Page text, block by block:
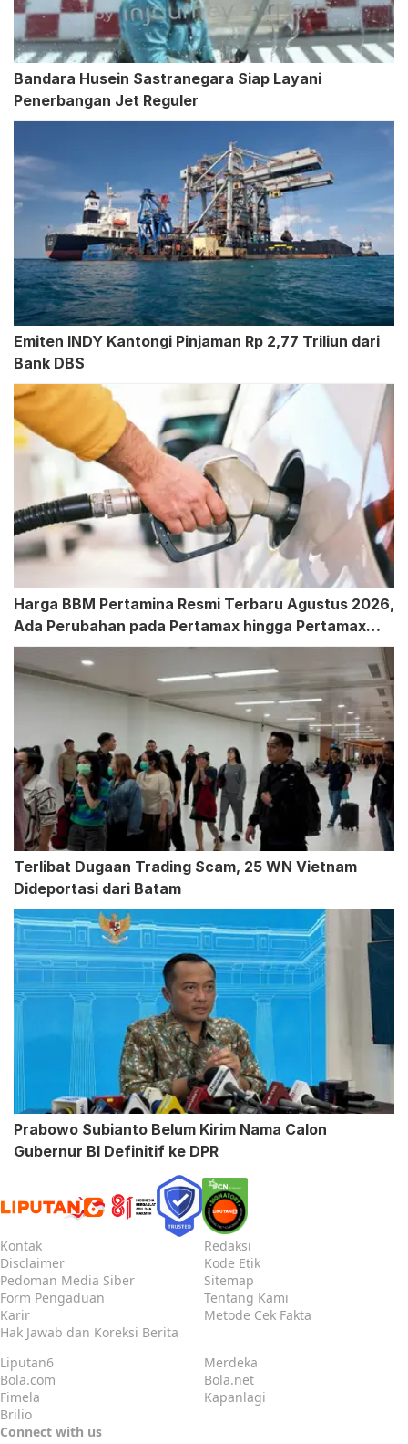
Bandara Husein Sastranegara Siap Layani
Penerbangan Jet Reguler
Emiten INDY Kantongi Pinjaman Rp 2,77 Triliun dari
Bank DBS
Harga BBM Pertamina Resmi Terbaru Agustus 2026,
Ada Perubahan pada Pertamax hingga Pertamax
Turbo
Terlibat Dugaan Trading Scam, 25 WN Vietnam
Dideportasi dari Batam
Prabowo Subianto Belum Kirim Nama Calon
Gubernur BI Definitif ke DPR
Kontak
Redaksi
Disclaimer
Kode Etik
Pedoman Media Siber
Sitemap
Form Pengaduan
Tentang Kami
Karir
Metode Cek Fakta
Hak Jawab dan Koreksi Berita
Liputan6
Merdeka
Bola.com
Bola.net
Fimela
Kapanlagi
Brilio
Connect with us